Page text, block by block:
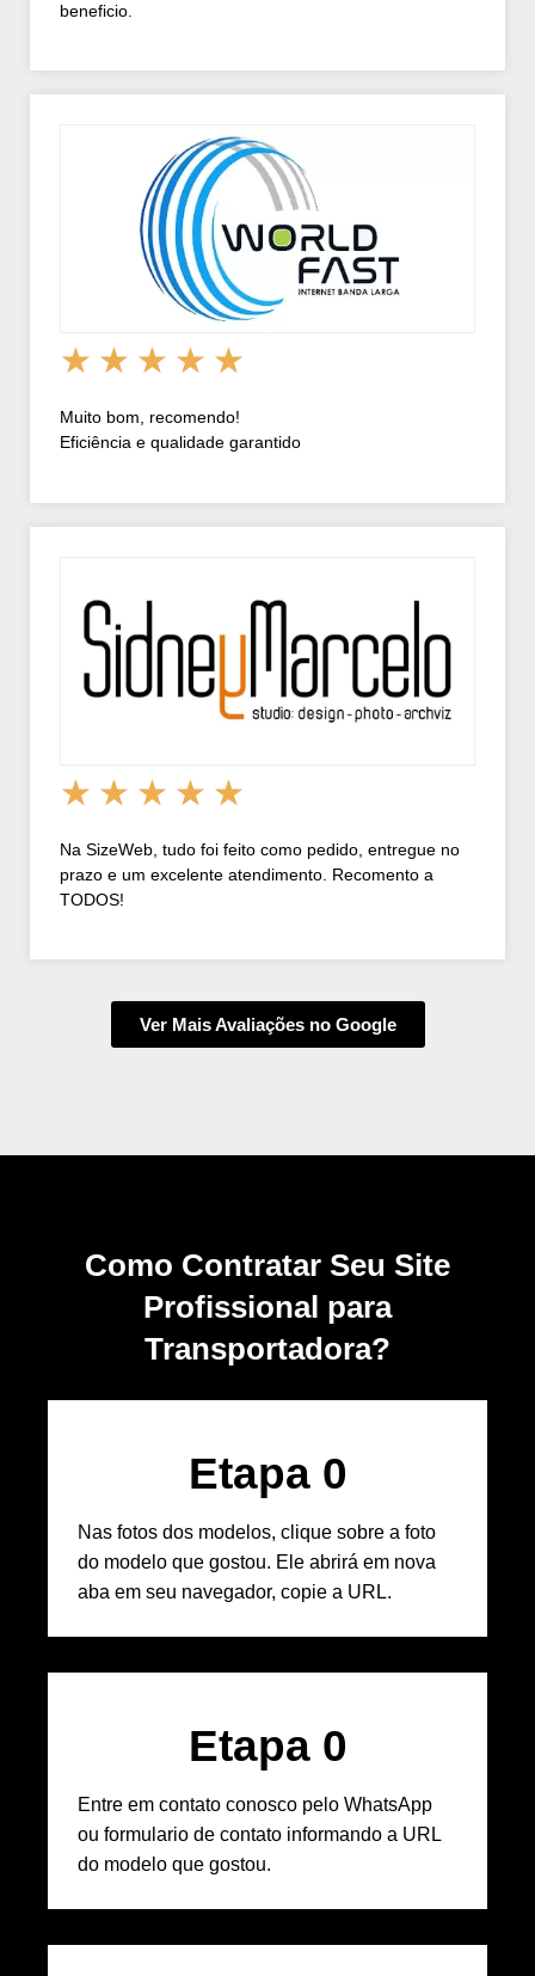
beneficio.
★ ★ ★ ★ ★
Muito bom, recomendo!
Eficiência e qualidade garantido
★ ★ ★ ★ ★
Na SizeWeb, tudo foi feito como pedido, entregue no
prazo e um excelente atendimento. Recomento a
TODOS!
Ver Mais Avaliações no Google
Como Contratar Seu Site
Profissional para
Transportadora?
Nas fotos dos modelos, clique sobre a foto
do modelo que gostou. Ele abrirá em nova
aba em seu navegador, copie a URL.
Etapa 0
Entre em contato conosco pelo WhatsApp
ou formulario de contato informando a URL
do modelo que gostou.
Etapa 0